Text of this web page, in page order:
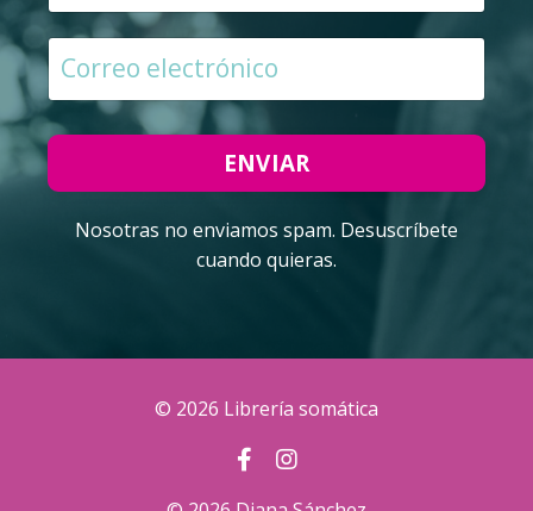
ENVIAR
Nosotras no enviamos spam. Desuscríbete
cuando quieras.
© 2026 Librería somática